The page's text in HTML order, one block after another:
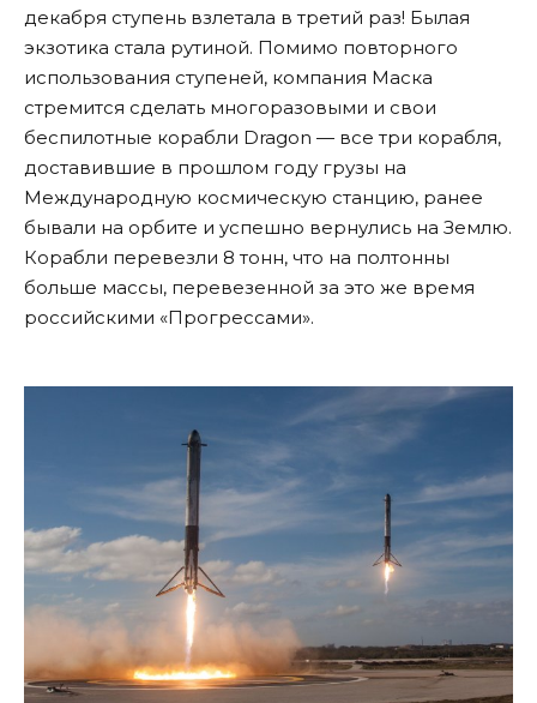
декабря ступень взлетала в третий раз! Былая
экзотика стала рутиной. Помимо повторного
использования ступеней, компания Маска
стремится сделать многоразовыми и свои
беспилотные корабли Dragon — все три корабля,
доставившие в прошлом году грузы на
Международную космическую станцию, ранее
бывали на орбите и успешно вернулись на Землю.
Корабли перевезли 8 тонн, что на полтонны
больше массы, перевезенной за это же время
российскими «Прогрессами».